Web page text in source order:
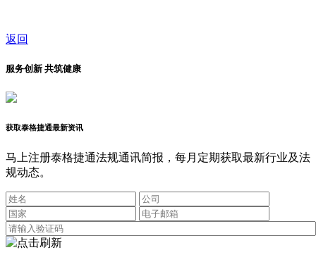
返回
服务创新 共筑健康
获取泰格捷通最新资讯
马上注册泰格捷通法规通讯简报，每月定期获取最新行业及法
规动态。